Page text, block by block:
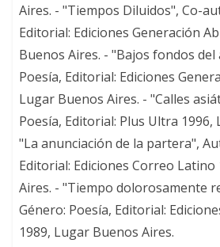
Aires. - "Tiempos Diluidos", Co-
Editorial: Ediciones Generación
Buenos Aires. - "Bajos fondos
Poesía, Editorial: Ediciones
Lugar Buenos Aires. - "Calles
Poesía, Editorial: Plus Ultra 1996,
"La anunciación de la partera",
Editorial: Ediciones Correo
Aires. - "Tiempo dolorosamente
Género: Poesía, Editorial:
1989, Lugar Buenos Aires.